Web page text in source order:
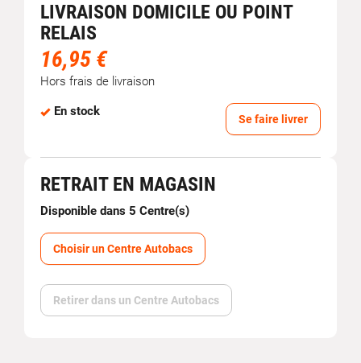
LIVRAISON DOMICILE OU POINT
RELAIS
16,95 €
Hors frais de livraison
En stock
Se faire livrer
RETRAIT EN MAGASIN
Disponible dans 5 Centre(s)
Choisir un Centre Autobacs
Retirer dans un Centre Autobacs